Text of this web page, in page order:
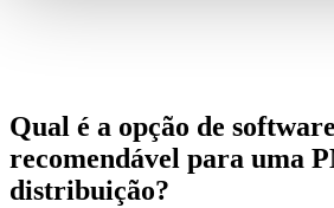
Qual é a opção de
recomendável para uma
distribuição?